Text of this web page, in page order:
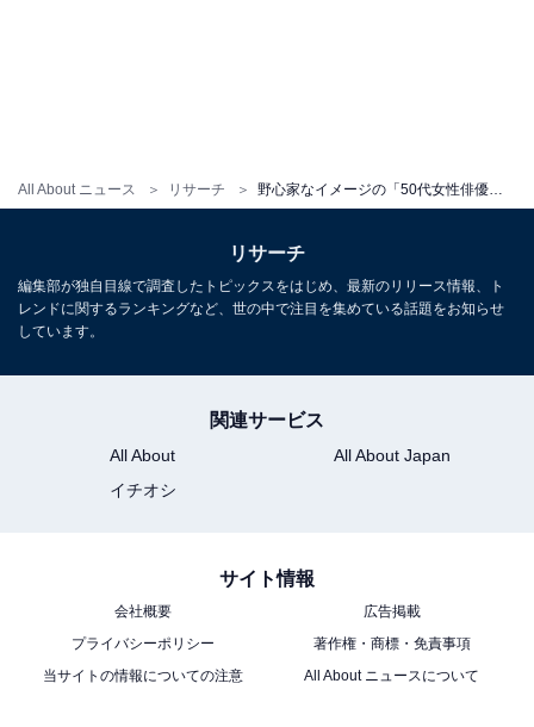
All About ニュース リサーチ
2位「天海祐希」を抑えた1位は？
リサーチ
編集部が独自目線で調査したトピックスをはじめ、最新のリリース情報、ト
レンドに関するランキングなど、世の中で注目を集めている話題をお知らせ
しています。
関連サービス
All About
All About Japan
イチオシ
サイト情報
会社概要
広告掲載
プライバシーポリシー
著作権・商標・免責事項
当サイトの情報についての注意
All About ニュースについて